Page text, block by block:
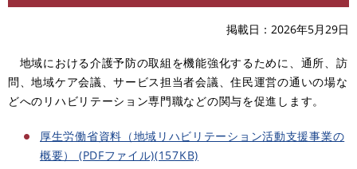
掲載日 2026年5月29日
地域における介護予防の取組を機能強化するために、通所、訪
問、地域ケア会議、サービス担当者会議、住民運営の通いの場な
どへのリハビリテーション専門職などの関与を促進します。
厚生労働省資料（地域リハビリテーション活動支援事業の
概要） (PDFファイル)(157KB)